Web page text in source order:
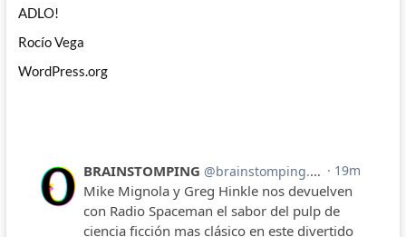
ADLO!
Rocío Vega
WordPress.org